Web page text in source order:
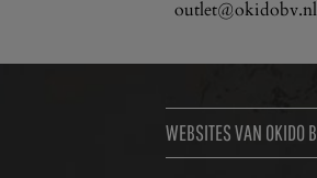
outlet@okidobv.nl
WEBSITES VAN OKIDO